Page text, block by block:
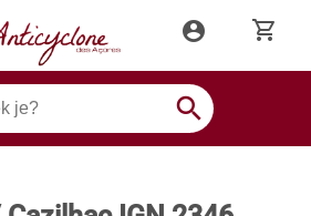
account_circle shopping_cart
search